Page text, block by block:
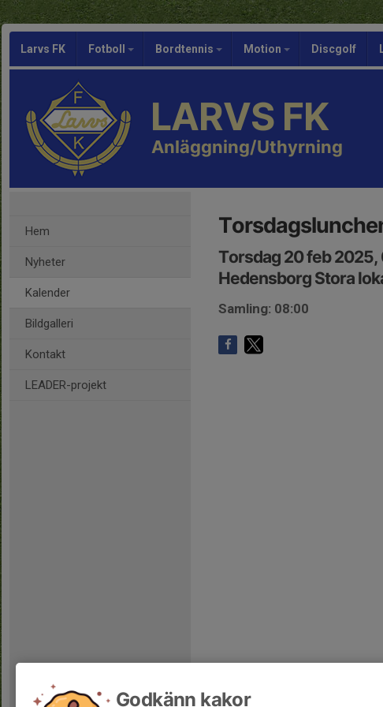
Larvs FK Fotboll Bordtennis Motion Discgolf
LARVS FK
Anläggning/Uthyrning
Hem
Nyheter
Kalender
Bildgalleri
Kontakt
LEADER-projekt
Torsdag 20 feb
Hedensborg Stora
Samling: 08:00
Godkänn kakor